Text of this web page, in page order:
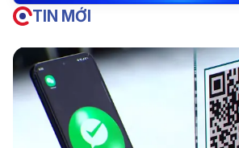
TIN MỚI